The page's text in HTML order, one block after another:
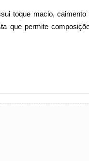
toque macio, caimento
que permite